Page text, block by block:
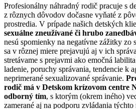
Profesionálny náhradný rodič pracuje s
z rôznych dôvodov dočasne vyňaté z
prostredia. V prípade našich detských
sexuálne zneužívané či hrubo
nesú spomienky na negatívne zážitky zo
sa v rôznej miere prejavujú aj v ich
stretávame s prejavmi ako emočná
ladenie, poruchy správania, tendencie k
neprimerané sexualizované správanie.
rodič má v Detskom krízovom centre
odborný tím, s ktorým (okrem iného)
zamerané aj na podporu zvládania